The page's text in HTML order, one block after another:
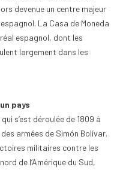
devenue un centre majeur
La Casa de Moneda
espagnol, dont les
largement dans les
pays
s’est déroulée de 1809 à
armées de Simón Bolívar.
militaires contre les
de l’Amérique du Sud,